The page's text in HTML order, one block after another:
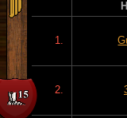
1.
2.